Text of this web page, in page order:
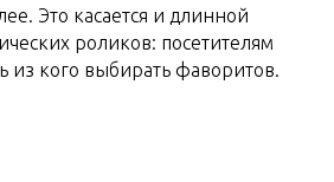
Это касается и длинной
роликов: посетителям
из кого выбирать фаворитов.